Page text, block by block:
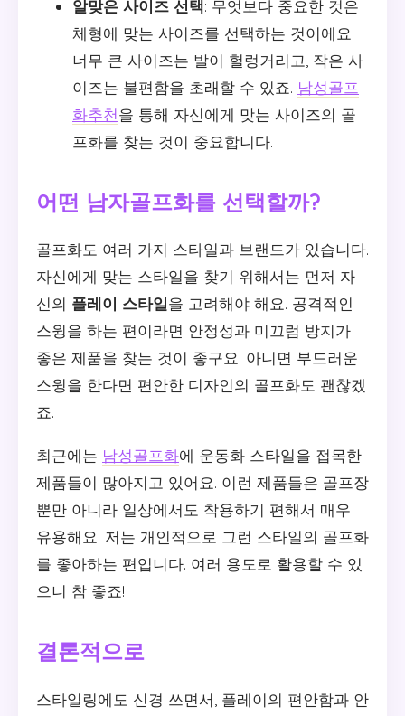
알맞은 사이즈 선택: 무엇보다 중요한 것은
체형에 맞는 사이즈를 선택하는 것이에요.
너무 큰 사이즈는 발이 헐렁거리고, 작은 사
이즈는 불편함을 초래할 수 있죠. 남성골프
화추천을 통해 자신에게 맞는 사이즈의 골
프화를 찾는 것이 중요합니다.
어떤 남자골프화를 선택할까?
골프화도 여러 가지 스타일과 브랜드가 있습니다.
자신에게 맞는 스타일을 찾기 위해서는 먼저 자
신의 플레이 스타일을 고려해야 해요. 공격적인
스윙을 하는 편이라면 안정성과 미끄럼 방지가
좋은 제품을 찾는 것이 좋구요. 아니면 부드러운
스윙을 한다면 편안한 디자인의 골프화도 괜찮겠
죠.
최근에는 남성골프화에 운동화 스타일을 접목한
제품들이 많아지고 있어요. 이런 제품들은 골프장
뿐만 아니라 일상에서도 착용하기 편해서 매우
유용해요. 저는 개인적으로 그런 스타일의 골프화
를 좋아하는 편입니다. 여러 용도로 활용할 수 있
으니 참 좋죠!
결론적으로
스타일링에도 신경 쓰면서, 플레이의 편안함과 안